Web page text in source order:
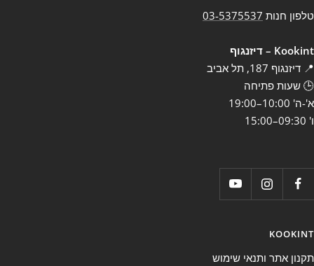
טלפון חנות 03-5375537
Kookint – דיזנגוף
📍 דיזנגוף 187, תל אביב
🕒 שעות פתיחה
א'-ה' 10:00–19:00
ו' 09:30–15:00
KOOKINT
תקנון אתר ותנאי שימוש